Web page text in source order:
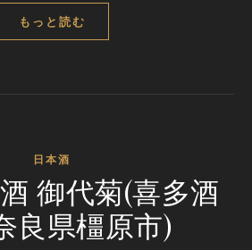
もっと読む
日本酒
御代菊(喜多酒
良県橿原市)